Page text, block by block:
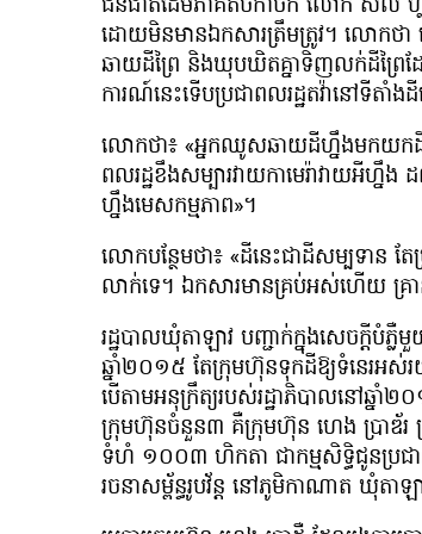
ជនជាតិដើមភាគតិចកាចក់ លោក សល់ ហ្
ដោយមិនមានឯកសារត្រឹមត្រូវ។ លោក
ឆាយដីព្រៃ និងឃុបឃិតគ្នាទិញលក់ដីព្រៃដ
ការណ៍នេះទើបប្រជាពលរដ្ឋតវ៉ានៅទីតាំ
លោកថា៖ «អ្នកឈូសឆាយដីហ្នឹងមកយកដីគ
ពលរដ្ឋខឹងសម្បារវាយកាមេរ៉ាវាយអីហ្នឹង ដ
ហ្នឹងមេសកម្មភាព»។
លោកបន្ថែមថា៖ «ដីនេះជាដីសម្បទាន តែ
លាក់ទេ។ ឯកសារមានគ្រប់អស់ហើយ គ្រាន់
រដ្ឋបាលឃុំតាឡាវ បញ្ជាក់ក្នុងសេចក្ដីបំភ្
ឆ្នាំ២០១៥ តែក្រុមហ៊ុនទុកដីឱ្យទំនេរអស់
បើតាមអនុក្រឹត្យរបស់រដ្ឋាភិបាលនៅឆ្នាំ
ក្រុមហ៊ុនចំនួន៣ គឺក្រុមហ៊ុន ហេង ប្រាឌ័រ ក្
ទំហំ ១០០៣ ហិកតា ជាកម្មសិទ្ធិជូនប្រជា
រចនាសម្ព័ន្ធរូបវ័ន្ត នៅភូមិកាណាត ឃុំតា